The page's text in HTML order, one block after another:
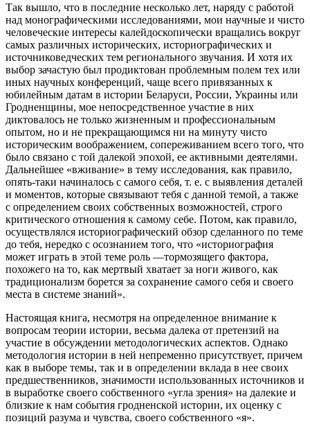
Так вышло, что в последние несколько лет, наряду с работой
над монографическими исследованиями, мои научные и чисто
человеческие интересы калейдоскопически вращались вокруг
самых различных исторических, историографических и
источниковедческих тем регионального звучания. И хотя их
выбор зачастую был продиктован проблемным полем тех или
иных научных конференций, чаще всего привязанных к
юбилейным датам в истории Беларуси, России, Украины или
Гродненщины, мое непосредственное участие в них
диктовалось не только жизненным и профессиональным
опытом, но и не прекращающимся ни на минуту чисто
историческим воображением, сопереживанием всего того, что
было связано с той далекой эпохой, ее активными деятелями.
Дальнейшее «вживание» в тему исследования, как правило,
опять-таки начиналось с самого себя, т. е. с выявления деталей
и моментов, которые связывают тебя с данной темой, а также
с определением своих собственных возможностей, строго
критического отношения к самому себе. Потом, как правило,
осуществлялся историографический обзор сделанного по теме
до тебя, нередко с осознанием того, что «историография
может играть в этой теме роль ―тормозящего фактора,
похожего на то, как мертвый хватает за ноги живого, как
традиционализм борется за сохранение самого себя и своего
места в системе знаний».
Настоящая книга, несмотря на определенное внимание к
вопросам теории истории, весьма далека от претензий на
участие в обсуждении методологических аспектов. Однако
методология истории в ней непременно присутствует, причем
как в выборе темы, так и в определении вклада в нее своих
предшественников, значимости использованных источников и
в выработке своего собственного «угла зрения» на далекие и
близкие к нам события гродненской истории, их оценку с
позиций разума и чувства, своего собственного «я».